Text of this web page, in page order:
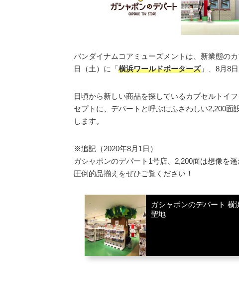
バンダイナムコアミューズメントは、新業態の
日（土）に「横浜ワールドポーターズ」、8月8
日頃から新しい商品を探しているカプセルトイ
セプトに、デパートと呼ぶにふさわしい2,200
します。
※追記（2020年8月1日）
ガシャポンのデパート1号店、2,200面は想像を
圧倒的品揃えをぜひご覧ください！
ガシャポンのデパート 横
聖地